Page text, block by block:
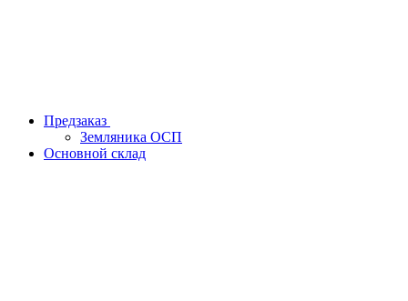
Предзаказ
Земляника ОСП
Основной склад